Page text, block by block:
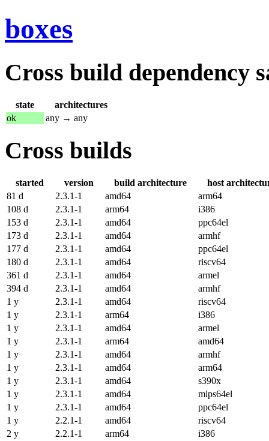
boxes
Cross build dependency
state
architectures
ok
any → any
Cross builds
started version build architecture
host
81 d
2.3.1-1 amd64
arm64
108 d
2.3.1-1 arm64
i386
153 d
2.3.1-1 amd64
ppc64el
173 d
2.3.1-1 amd64
armhf
177 d
2.3.1-1 amd64
ppc64el
180 d
2.3.1-1 amd64
riscv64
361 d
2.3.1-1 amd64
armel
394 d
2.3.1-1 amd64
armhf
1 y
2.3.1-1 amd64
riscv64
1 y
2.3.1-1 arm64
i386
1 y
2.3.1-1 amd64
armel
1 y
2.3.1-1 arm64
amd64
1 y
2.3.1-1 amd64
armhf
1 y
2.3.1-1 amd64
arm64
1 y
2.3.1-1 amd64
s390x
1 y
2.3.1-1 amd64
mips64el
1 y
2.3.1-1 amd64
ppc64el
1 y
2.2.1-1 amd64
riscv64
2 y
2.2.1-1 arm64
i386